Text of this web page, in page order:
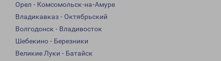
Орел - Комсомольск-на-Амуре
Владикавказ - Октябрьский
Волгодонск - Владивосток
Шебекино - Березники
Великие Луки - Батайск